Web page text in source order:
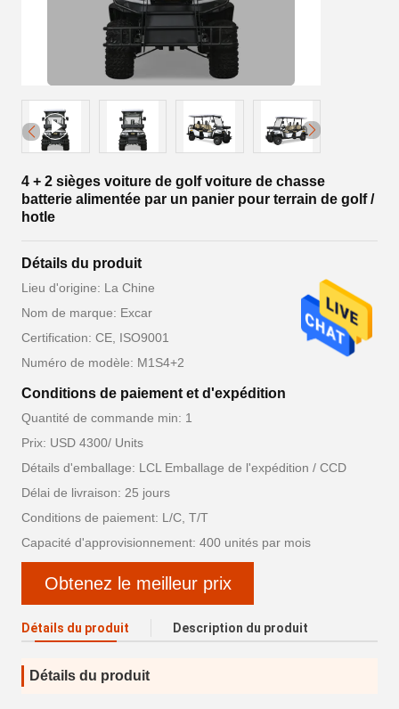
4 + 2 sièges voiture de golf voiture de chasse
batterie alimentée par un panier pour terrain de golf /
hotle
Détails du produit
Lieu d'origine: La Chine
Nom de marque: Excar
Certification: CE, ISO9001
Numéro de modèle: M1S4+2
Conditions de paiement et d'expédition
Quantité de commande min: 1
Prix: USD 4300/ Units
Détails d'emballage: LCL Emballage de l'expédition / CCD
Délai de livraison: 25 jours
Conditions de paiement: L/C, T/T
Capacité d'approvisionnement: 400 unités par mois
Obtenez le meilleur prix
Détails du produit Description du produit
Détails du produit